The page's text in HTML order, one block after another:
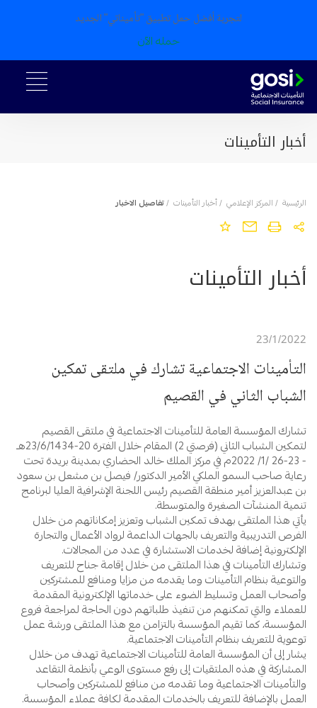
لتجربة أفضل حمل تطبيق "تأميناتي" الجديد
حمله الآن
أخبار التأمينات
الرئيسية / المركز الإعلامي / أخبار التأمينات / تفاصيل الاخبار
أخبار التأمينات
23/1/2022
التأمينات الاجتماعية تشارك في ملتقى تمكين
الشباب الثاني في القصيم
تشارك المؤسسة العامة للتأمينات الاجتماعية في ملتقى القصيم
لتمكين الشباب الثاني (فرصتي 2) المقام خلال الفترة 20-23/6/1434هـ
- 23-26 /1/ 2022م في مركز الملك خالد الحضاري بمدينة بريدة تحت
رعاية صاحب السمو الملكي الأمير الدكتور/ فيصل بن مشعل بن سعود
بن عبدالعزيز أمير منطقة القصيم رئيس اللجنة الإشرافية العليا لبرنامج
تنمية المنشآت الصغيرة والمتوسطة.
يأتي هذا الملتقى بهدف تمكين الشباب وتعزيز إمكاناتهم من خلال
الفرص التدريبية والتعريف بالجهات الداعمة لرواد الأعمال والتجارة
الإلكترونية إضافة لخدمات الاستشارة في عدد من المجالات.
وتشارك التأمينات في هذا الملتقى من خلال إقامة جناح للتعريف
والتوعية بنظام التأمينات وما يقدمه من مزايا ومنافع للمشتركين
وأصحاب العمل وتسليط الضوء على خدماتها الإلكترونية المقدمة
للعملاء والتي تمكنهم من تنفيذ طلباتهم دون الحاجة لمراجعة فروع
المؤسسة، كما تقيم المؤسسة بالتزامن مع هذا الملتقى ورشة عمل
توعوية للتعريف بنظام التأمينات الاجتماعية.
يشار إلى أن المؤسسة العامة للتأمينات الاجتماعية تهدف من خلال
المشاركة في هذه الملتقيات إلى رفع مستوى الوعي بأنظمة التقاعد
والتأمينات الاجتماعية وما تقدمه من منافع للمشتركين وأصحاب
العمل بالإضافة للتعريف بالخدمات المقدمة لكافة عملاء المؤسسة.